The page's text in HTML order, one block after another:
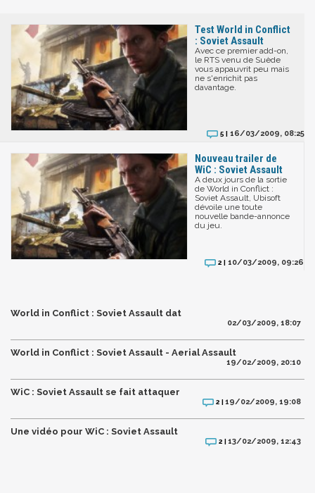
Test World in Conflict
: Soviet Assault
Avec ce premier add-on,
le RTS venu de Suède
vous appauvrit peu mais
ne s'enrichit pas
davantage.
5 | 16/03/2009, 08:25
Nouveau trailer de
WiC : Soviet Assault
A deux jours de la sortie
de World in Conflict :
Soviet Assault, Ubisoft
dévoile une toute
nouvelle bande-annonce
du jeu.
2 | 10/03/2009, 09:26
World in Conflict : Soviet Assault dat
02/03/2009, 18:07
World in Conflict : Soviet Assault - Aerial Assault
19/02/2009, 20:10
WiC : Soviet Assault se fait attaquer
2 |19/02/2009, 19:08
Une vidéo pour WiC : Soviet Assault
2 |13/02/2009, 12:43